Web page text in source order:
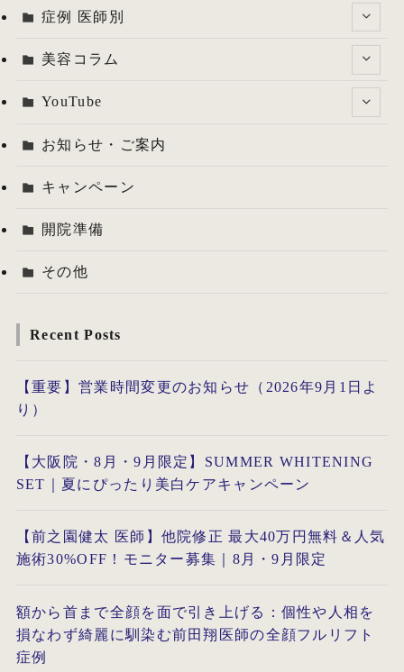
症例 医師別
美容コラム
YouTube
お知らせ・ご案内
キャンペーン
開院準備
その他
Recent Posts
【重要】営業時間変更のお知らせ（2026年9月1日よ
り）
【大阪院・8月・9月限定】SUMMER WHITENING
SET｜夏にぴったり美白ケアキャンペーン
【前之園健太 医師】他院修正 最大40万円無料＆人気
施術30%OFF！モニター募集｜8月・9月限定
額から首まで全顔を面で引き上げる：個性や人相を
損なわず綺麗に馴染む前田翔医師の全顔フルリフト
症例